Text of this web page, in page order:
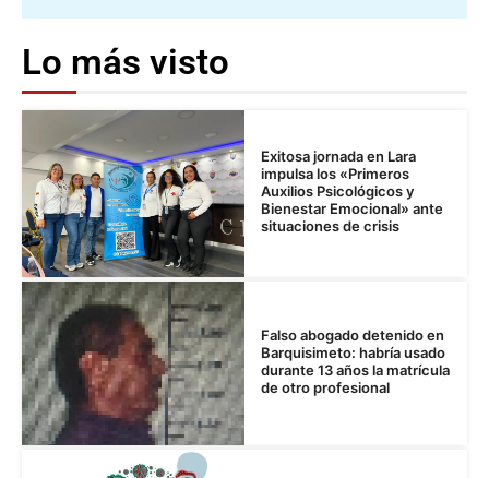
Lo más visto
Exitosa jornada en Lara
impulsa los «Primeros
Auxilios Psicológicos y
Bienestar Emocional» ante
situaciones de crisis
Falso abogado detenido en
Barquisimeto: habría usado
durante 13 años la matrícula
de otro profesional